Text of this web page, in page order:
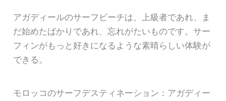
アガディールのサーフビーチは、上級者であれ、ま
だ始めたばかりであれ、忘れがたいものです。サー
フィンがもっと好きになるような素晴らしい体験が
できる。
モロッコのサーフデスティネーション：アガディー